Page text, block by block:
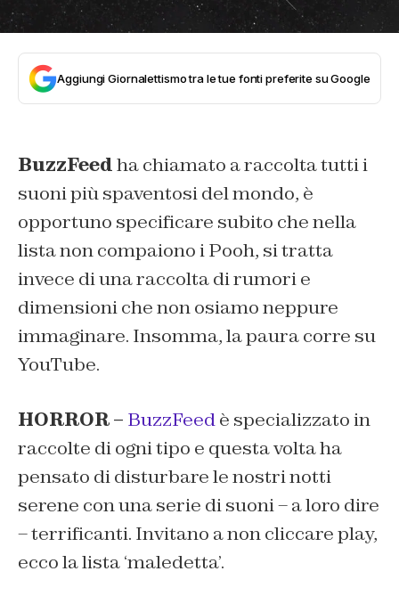
Aggiungi Giornalettismo tra le tue fonti preferite su Google
BuzzFeedha chiamato a raccolta tutti i
suoni più spaventosi del mondo, è
opportuno specificare subito che nella
lista non compaiono i Pooh, si tratta
invece di una raccolta di rumori e
dimensioni che non osiamo neppure
immaginare. Insomma, la paura corre su
YouTube.
HORROR – BuzzFeedè specializzato in
raccolte di ogni tipo e questa volta ha
pensato di disturbare le nostri notti
serene con una serie di suoni – a loro dire
– terrificanti. Invitano a non cliccare play,
ecco la lista ‘maledetta’.